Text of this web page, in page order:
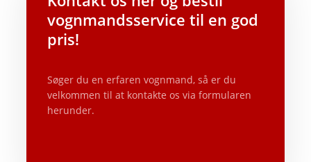
vognmandsservice til en god
pris!
Søger du en erfaren vognmand, så er du
velkommen til at kontakte os via formularen
herunder.